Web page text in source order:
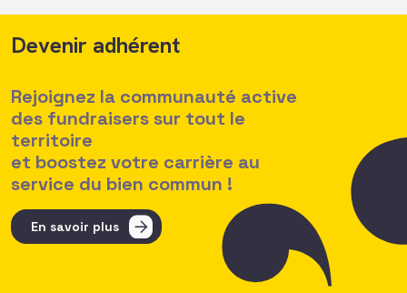
Devenir adhérent
Rejoignez la communauté active
des fundraisers sur tout le
territoire
et boostez votre carrière au
service du bien commun !
En savoir plus